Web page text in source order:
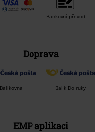
Bankovní převod
Doprava
Balíkovna Balík Do ruky
EMP aplikaci